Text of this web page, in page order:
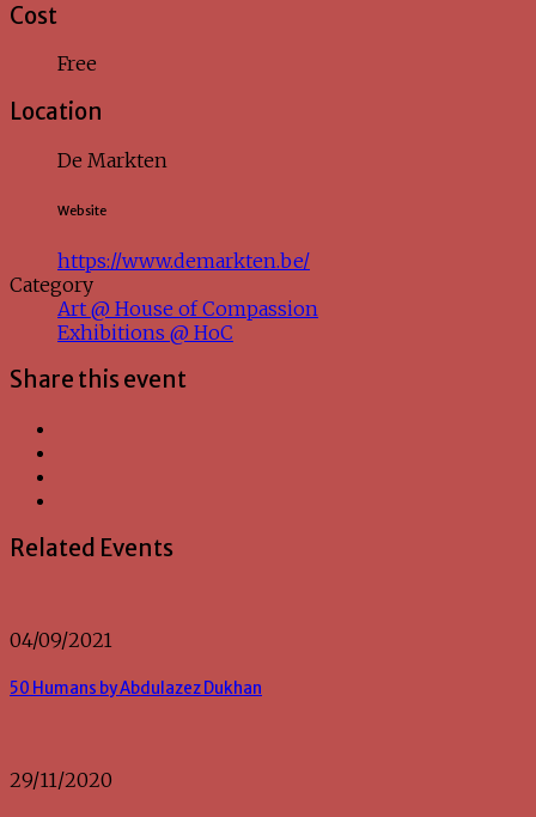
Cost
Free
Location
De Markten
Website
https://www.demarkten.be/
Category
Art @ House of Compassion
Exhibitions @ HoC
Share this event
Related Events
04/09/2021
50 Humans by Abdulazez Dukhan
29/11/2020